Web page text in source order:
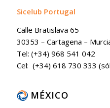
Sicelub Portugal
Calle Bratislava 65
30353 – Cartagena –
Tel: (+34) 968 541 042
Cel: (+34) 618 730 333
MÉXICO